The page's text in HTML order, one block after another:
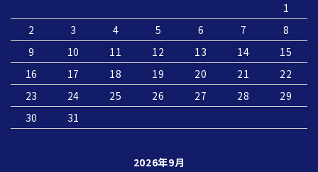
1
2
3 4 5 6 7
8
9
10 11 12 13 14
15
16
17 18 19 20 21
22
23
24 25 26 27 28
29
30
31
2026年9月